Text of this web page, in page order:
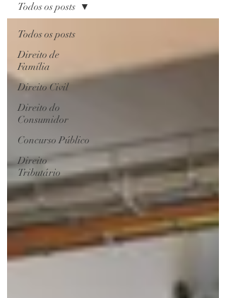
Todos os posts
Direito de
Família
Direito Civil
Direito do
Consumidor
Concurso Público
Direito
Tributário
Todos os posts